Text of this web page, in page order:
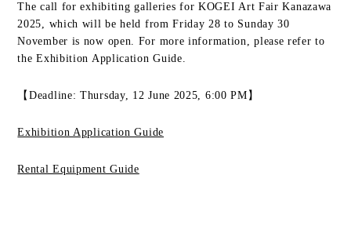
The call for exhibiting galleries for KOGEI Art Fair Kanazawa
2025, which will be held from Friday 28 to Sunday 30
November is now open. For more information, please refer to
the Exhibition Application Guide.
【Deadline: Thursday, 12 June 2025, 6:00 PM】
Exhibition Application Guide
Rental Equipment Guide